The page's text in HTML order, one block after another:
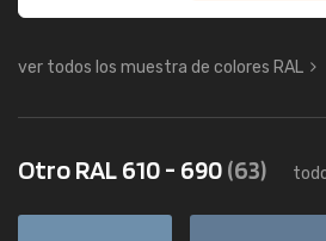
ver todos los muestra de colores RAL
Otro RAL 610 - 690(63)